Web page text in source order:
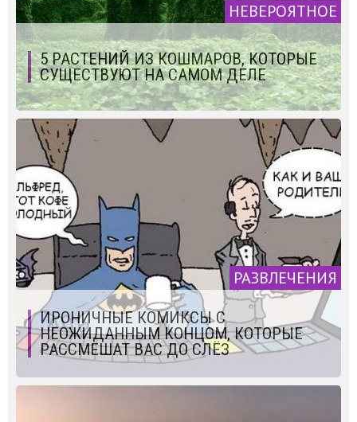
НЕВЕРОЯТНОЕ
5 РАСТЕНИЙ ИЗ КОШМАРОВ, КОТОРЫЕ
СУЩЕСТВУЮТ НА САМОМ ДЕЛЕ
РАЗВЛЕЧЕНИЯ
ИРОНИЧНЫЕ КОМИКСЫ С
НЕОЖИДАННЫМ КОНЦОМ, КОТОРЫЕ
РАССМЕШАТ ВАС ДО СЛЁЗ